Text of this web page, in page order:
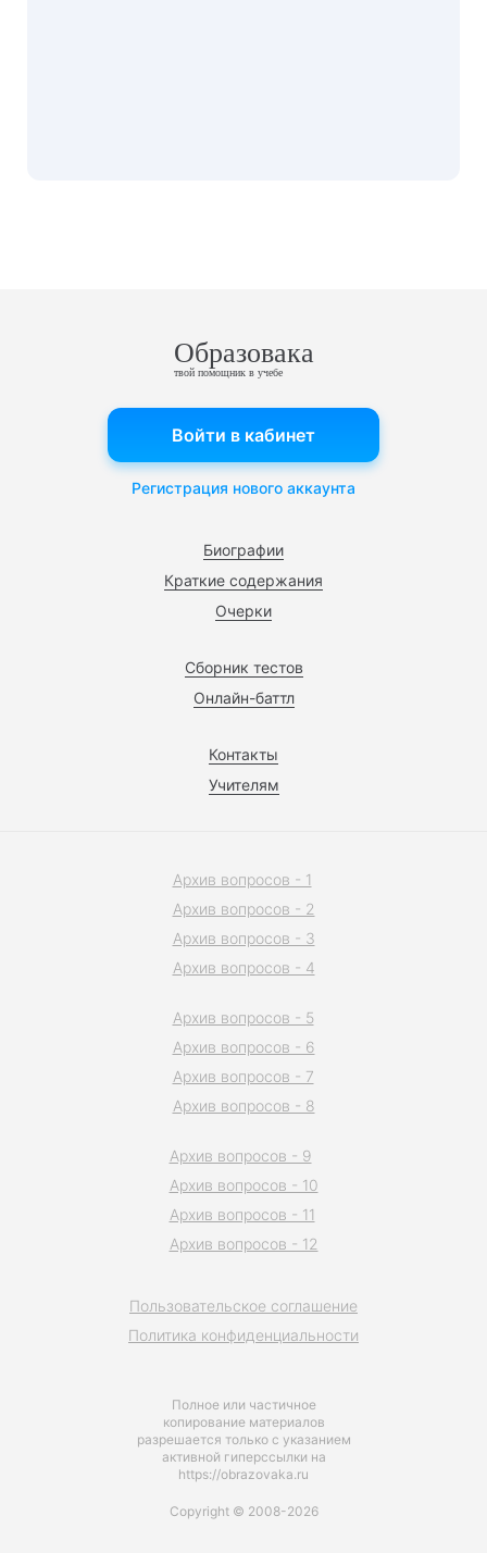
Образовака
твой помощник в учебе
Биографии
Краткие содержания
Очерки
Сборник тестов
Онлайн-баттл
Контакты
Учителям
Войти в кабинет
Регистрация нового аккаунта
Полное или частичное
копирование материалов
разрешается только с указанием
активной гиперссылки на
https://obrazovaka.ru
Пользовательское соглашение
Политика конфиденциальности
Архив вопросов - 1
Архив вопросов - 2
Архив вопросов - 3
Архив вопросов - 4
Архив вопросов - 5
Архив вопросов - 6
Архив вопросов - 7
Архив вопросов - 8
Архив вопросов - 9
Архив вопросов - 10
Архив вопросов - 11
Архив вопросов - 12
Copyright © 2008-2026